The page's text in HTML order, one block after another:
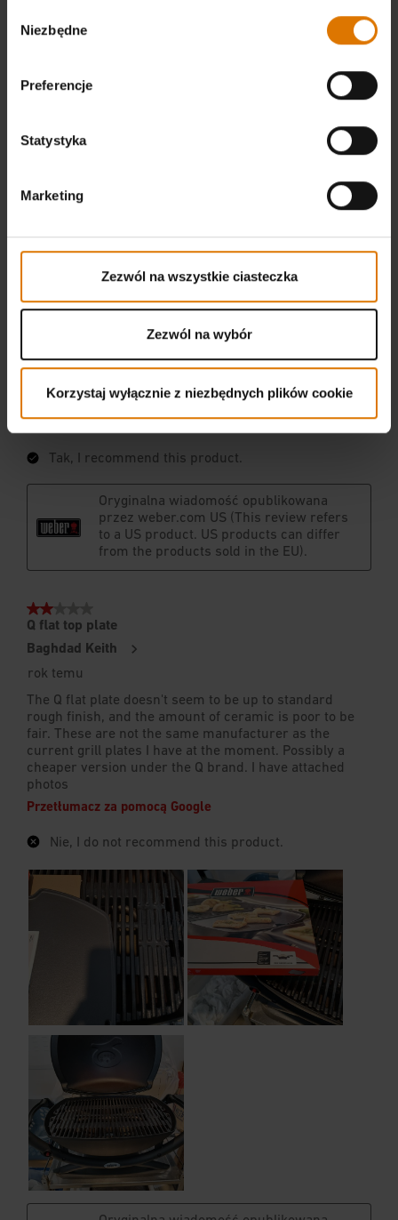
zgody
Niezbędne
Preferencje
Statystyka
Marketing
Zezwól na wszystkie ciasteczka
Zezwól na wybór
Korzystaj wyłącznie z niezbędnych plików cookie